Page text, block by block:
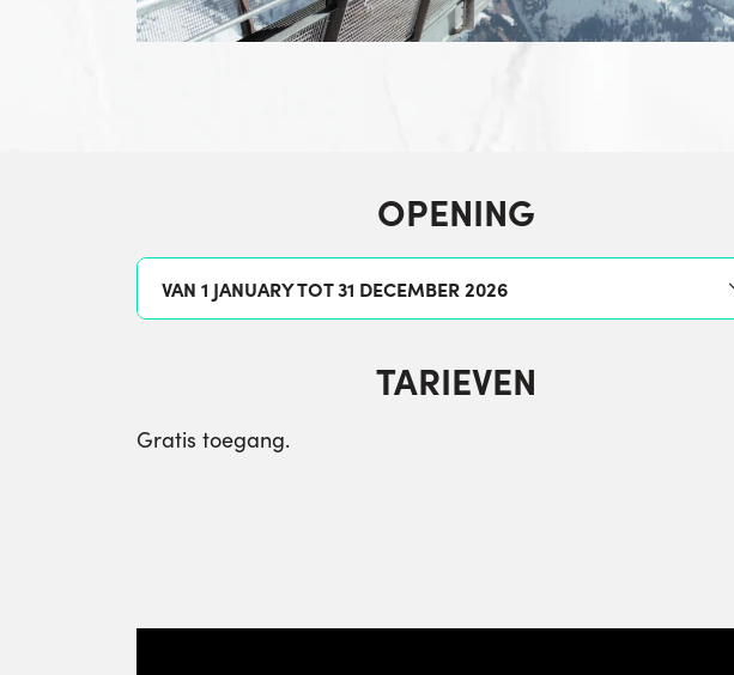
OPENING
VAN 1 JANUARY TOT 31 DECEMBER 2026
TARIEVEN
Gratis toegang.